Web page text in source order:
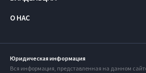
О НАС
Юридическая информация
Вся информация, представленная на данном